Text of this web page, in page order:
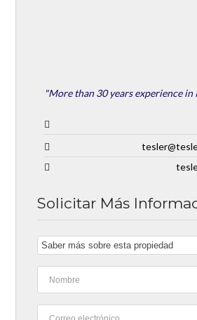
"More than 30 years experience in
Solicitar Más